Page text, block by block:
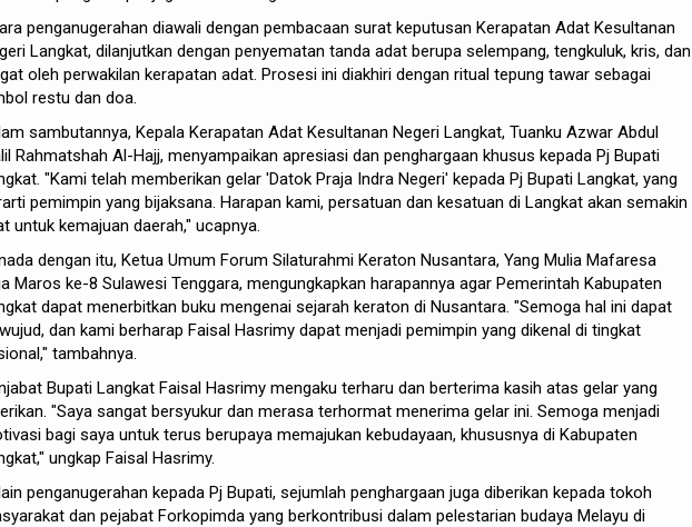
penganugerahan diawali dengan pembacaan surat keputusan Kerapatan Adat Kesultanan
Langkat, dilanjutkan dengan penyematan tanda adat berupa selempang, tengkuluk, kris, dan
oleh perwakilan kerapatan adat. Prosesi ini diakhiri dengan ritual tepung tawar sebagai
restu dan doa.
sambutannya, Kepala Kerapatan Adat Kesultanan Negeri Langkat, Tuanku Azwar Abdul
Rahmatshah Al-Hajj, menyampaikan apresiasi dan penghargaan khusus kepada Pj Bupati
"Kami telah memberikan gelar 'Datok Praja Indra Negeri' kepada Pj Bupati Langkat, yang
pemimpin yang bijaksana. Harapan kami, persatuan dan kesatuan di Langkat akan semakin
untuk kemajuan daerah," ucapnya.
dengan itu, Ketua Umum Forum Silaturahmi Keraton Nusantara, Yang Mulia Mafaresa
Maros ke-8 Sulawesi Tenggara, mengungkapkan harapannya agar Pemerintah Kabupaten
dapat menerbitkan buku mengenai sejarah keraton di Nusantara. "Semoga hal ini dapat
dan kami berharap Faisal Hasrimy dapat menjadi pemimpin yang dikenal di tingkat
tambahnya.
Bupati Langkat Faisal Hasrimy mengaku terharu dan berterima kasih atas gelar yang
"Saya sangat bersyukur dan merasa terhormat menerima gelar ini. Semoga menjadi
bagi saya untuk terus berupaya memajukan kebudayaan, khususnya di Kabupaten
ungkap Faisal Hasrimy.
penganugerahan kepada Pj Bupati, sejumlah penghargaan juga diberikan kepada tokoh
dan pejabat Forkopimda yang berkontribusi dalam pelestarian budaya Melayu di